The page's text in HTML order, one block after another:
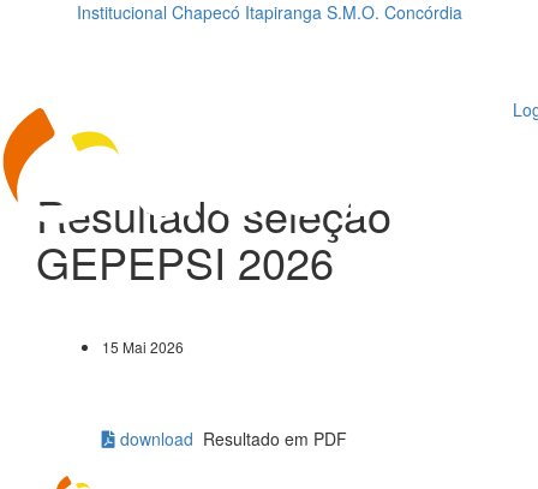
Institucional Chapecó Itapiranga S.M.O. Concórdia
Resultado seleção
GEPEPSI 2026
15 Mai 2026
download Resultado em PDF